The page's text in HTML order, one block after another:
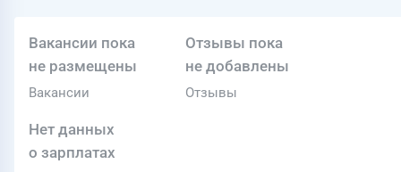
Вакансии пока
не размещены
Вакансии
Отзывы пока
не добавлены
Отзывы
Нет данных
о зарплатах